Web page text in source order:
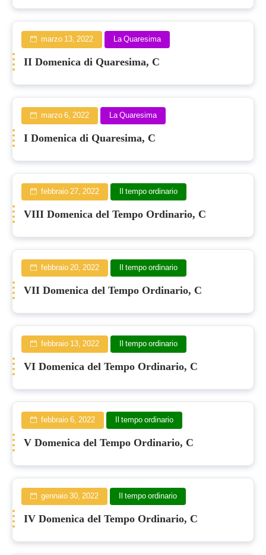
marzo 13, 2022 La Quaresima
II Domenica di Quaresima, C
marzo 6, 2022 La Quaresima
I Domenica di Quaresima, C
febbraio 27, 2022 Il tempo ordinario
VIII Domenica del Tempo Ordinario, C
febbraio 20, 2022 Il tempo ordinario
VII Domenica del Tempo Ordinario, C
febbraio 13, 2022 Il tempo ordinario
VI Domenica del Tempo Ordinario, C
febbraio 6, 2022 Il tempo ordinario
V Domenica del Tempo Ordinario, C
gennaio 30, 2022 Il tempo ordinario
IV Domenica del Tempo Ordinario, C